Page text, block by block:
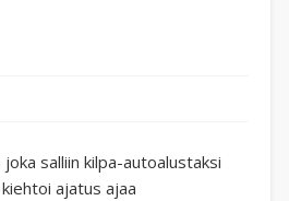
salliin kilpa-autoalustaksi
ajatus ajaa